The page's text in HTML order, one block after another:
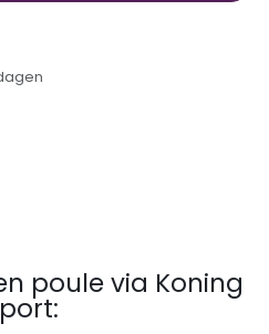
poule via Koning